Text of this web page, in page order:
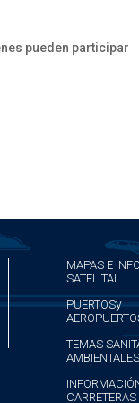
pueden participar
MAPAS E
SATELITAL
PUERTOSy
TEMAS